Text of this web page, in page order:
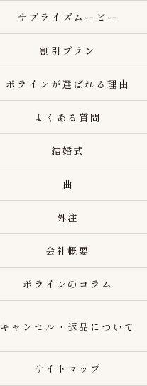
サプライズムービー
割引プラン
ポラインが選ばれる理由
よくある質問
結婚式
曲
外注
会社概要
ポラインのコラム
キャンセル・返品について
サイトマップ